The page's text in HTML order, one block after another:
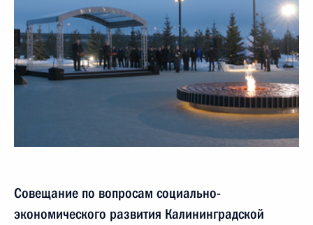
Совещание по вопросам социально-
экономического развития Калининградской